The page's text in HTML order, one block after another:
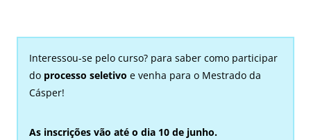
Interessou-se pelo curso? para saber como participar
do processo seletivo e venha para o Mestrado da
Cásper!
As inscrições vão até o dia 10 de junho.